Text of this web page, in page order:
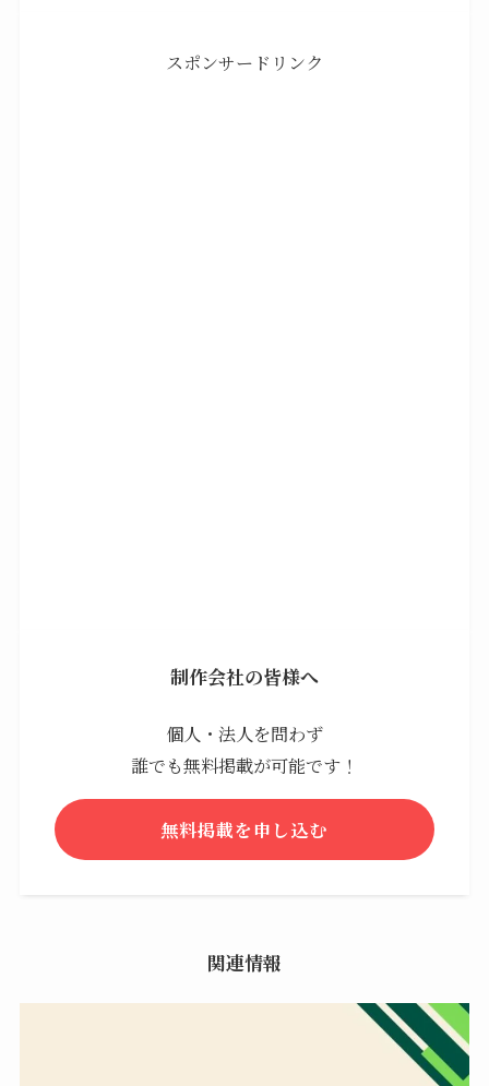
スポンサードリンク
制作会社の皆様へ
個人・法人を問わず
誰でも無料掲載が可能です！
無料掲載を申し込む
関連情報